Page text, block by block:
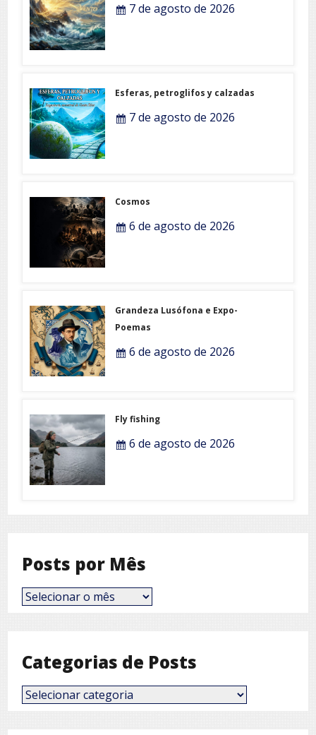
7 de agosto de 2026
Esferas, petroglifos y calzadas
7 de agosto de 2026
Cosmos
6 de agosto de 2026
Grandeza Lusófona e Expo-
Poemas
6 de agosto de 2026
Fly fishing
6 de agosto de 2026
Posts por Mês
Posts
por
Categorias de Posts
Categorias
de